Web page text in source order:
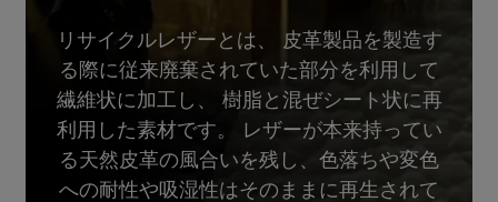
リサイクルレザーとは、 皮革製品を製造す
る際に従来廃棄されていた部分を利用して
繊維状に加工し、 樹脂と混ぜシート状に再
利用した素材です。 レザーが本来持ってい
る天然皮革の風合いを残し、色落ちや変色
への耐性や吸湿性はそのままに再生されて